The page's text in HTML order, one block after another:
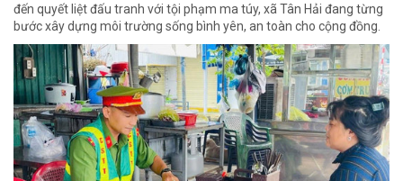
đến quyết liệt đấu tranh với tội phạm ma túy, xã Tân Hải đang từng
bước xây dựng môi trường sống bình yên, an toàn cho cộng đồng.